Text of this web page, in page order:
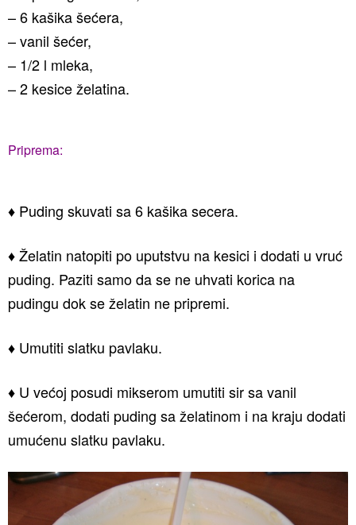
– 6 kašika šećera,
– vanil šećer,
– 1/2 l mleka,
– 2 kesice želatina.
Priprema:
♦ Puding skuvati sa 6 kašika secera.
♦ Želatin natopiti po uputstvu na kesici i dodati u vruć
puding. Paziti samo da se ne uhvati korica na
pudingu dok se želatin ne pripremi.
♦ Umutiti slatku pavlaku.
♦ U većoj posudi mikserom umutiti sir sa vanil
šećerom, dodati puding sa želatinom i na kraju dodati
umućenu slatku pavlaku.